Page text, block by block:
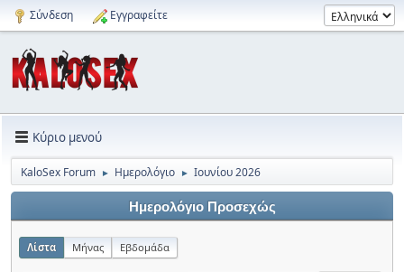
Σύνδεση Εγγραφείτε
Κύριο μενού
KaloSex Forum ► Ημερολόγιο ► Ιουνίου 2026
Ημερολόγιο Προσεχώς
Λίστα Μήνας Εβδομάδα